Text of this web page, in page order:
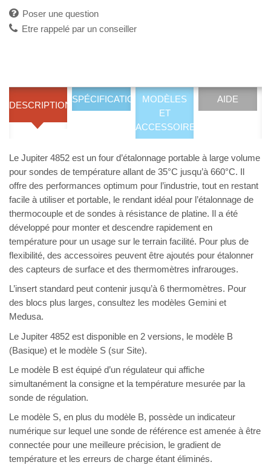
Poser une question
Etre rappelé par un conseiller
DESCRIPTION
SPÉCIFICATIONSMODÈLES
ET
ACCESSOIRES
AIDE
Le Jupiter 4852 est un four d’étalonnage portable à large volume
pour sondes de température allant de 35°C jusqu’à 660°C. Il
offre des performances optimum pour l’industrie, tout en restant
facile à utiliser et portable, le rendant idéal pour l’étalonnage de
thermocouple et de sondes à résistance de platine. Il a été
développé pour monter et descendre rapidement en
température pour un usage sur le terrain facilité. Pour plus de
flexibilité, des accessoires peuvent être ajoutés pour étalonner
des capteurs de surface et des thermomètres infrarouges.
L’insert standard peut contenir jusqu’à 6 thermomètres. Pour
des blocs plus larges, consultez les modèles Gemini et
Medusa.
Le Jupiter 4852 est disponible en 2 versions, le modèle B
(Basique) et le modèle S (sur Site).
Le modèle B est équipé d’un régulateur qui affiche
simultanément la consigne et la température mesurée par la
sonde de régulation.
Le modèle S, en plus du modèle B, possède un indicateur
numérique sur lequel une sonde de référence est amenée à être
connectée pour une meilleure précision, le gradient de
température et les erreurs de charge étant éliminés.